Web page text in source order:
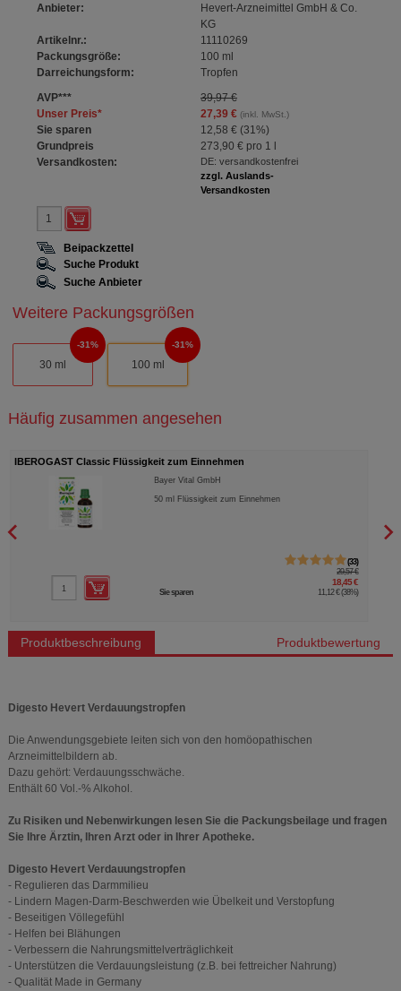
Anbieter:
Hevert-Arzneimittel GmbH & Co.
KG
Artikelnr.:
11110269
Packungsgröße:
100 ml
Darreichungsform:
Tropfen
AVP***
39,97 €
Unser Preis* 27,39 €(inkl. MwSt.)
Sie sparen 12,58 € (31%)
Grundpreis
273,90 €pro 1 l
Versandkosten:
DE: versandkostenfrei
zzgl. Auslands-
Versandkosten
Beipackzettel
Suche Produkt
Suche Anbieter
Weitere Packungsgrößen
30 ml
31%
100 ml
31%
Häufig zusammen angesehen
IBEROGAST Classic Flüssigkeit zum Einnehmen
Bayer Vital GmbH
50ml Flüssigkeit zum Einnehmen
33
29,57 €
18,45 €
Sie sparen 11,12 € (38%)
Produktbeschreibung Produktbewertung
Digesto Hevert Verdauungstropfen
Die Anwendungsgebiete leiten sich von den homöopathischen
Arzneimittelbildern ab.
Dazu gehört: Verdauungsschwäche.
Enthält 60 Vol.-% Alkohol.
Zu Risiken und Nebenwirkungen lesen Sie die Packungsbeilage und fragen
Sie Ihre Ärztin, Ihren Arzt oder in Ihrer Apotheke.
Digesto Hevert Verdauungstropfen
- Regulieren das Darmmilieu
- Lindern Magen-Darm-Beschwerden wie Übelkeit und Verstopfung
- Beseitigen Völlegefühl
- Helfen bei Blähungen
- Verbessern die Nahrungsmittelverträglichkeit
- Unterstützen die Verdauungsleistung (z.B. bei fettreicher Nahrung)
- Qualität Made in Germany